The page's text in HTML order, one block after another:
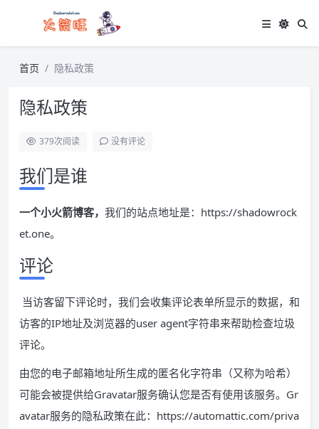
首页 隐私政策
隐私政策
379次阅读 没有评论
我们是谁
一个小火箭博客， 我们的站点地址是：https://shadowrock
et.one。
评论
当访客留下评论时，我们会收集评论表单所显示的数据，和
访客的IP地址及浏览器的user agent字符串来帮助检查垃圾
评论。
由您的电子邮箱地址所生成的匿名化字符串（又称为哈希）
可能会被提供给Gravatar服务确认您是否有使用该服务。Gr
avatar服务的隐私政策在此：https://automattic.com/priva